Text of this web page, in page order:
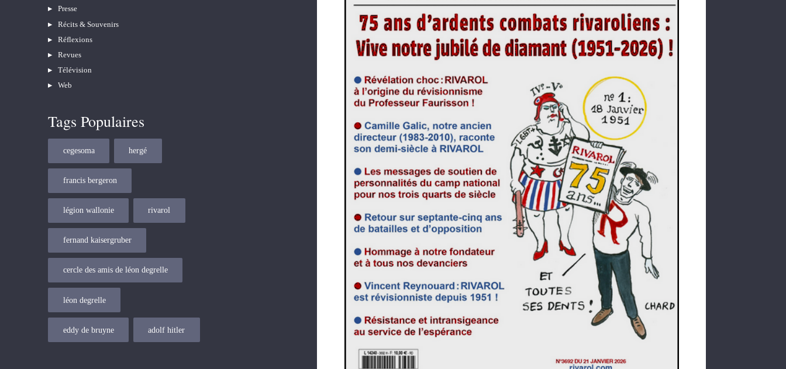
Presse
Récits & Souvenirs
Réflexions
Revues
Télévision
Web
Tags Populaires
cegesoma hergé
francis bergeron
légion wallonie rivarol
fernand kaisergruber
cercle des amis de léon degrelle
léon degrelle
eddy de bruyne adolf hitler